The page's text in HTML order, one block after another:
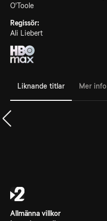
O'Toole
Regissör:
Ali Liebert
Liknande titlar Mer info
Allmänna villkor